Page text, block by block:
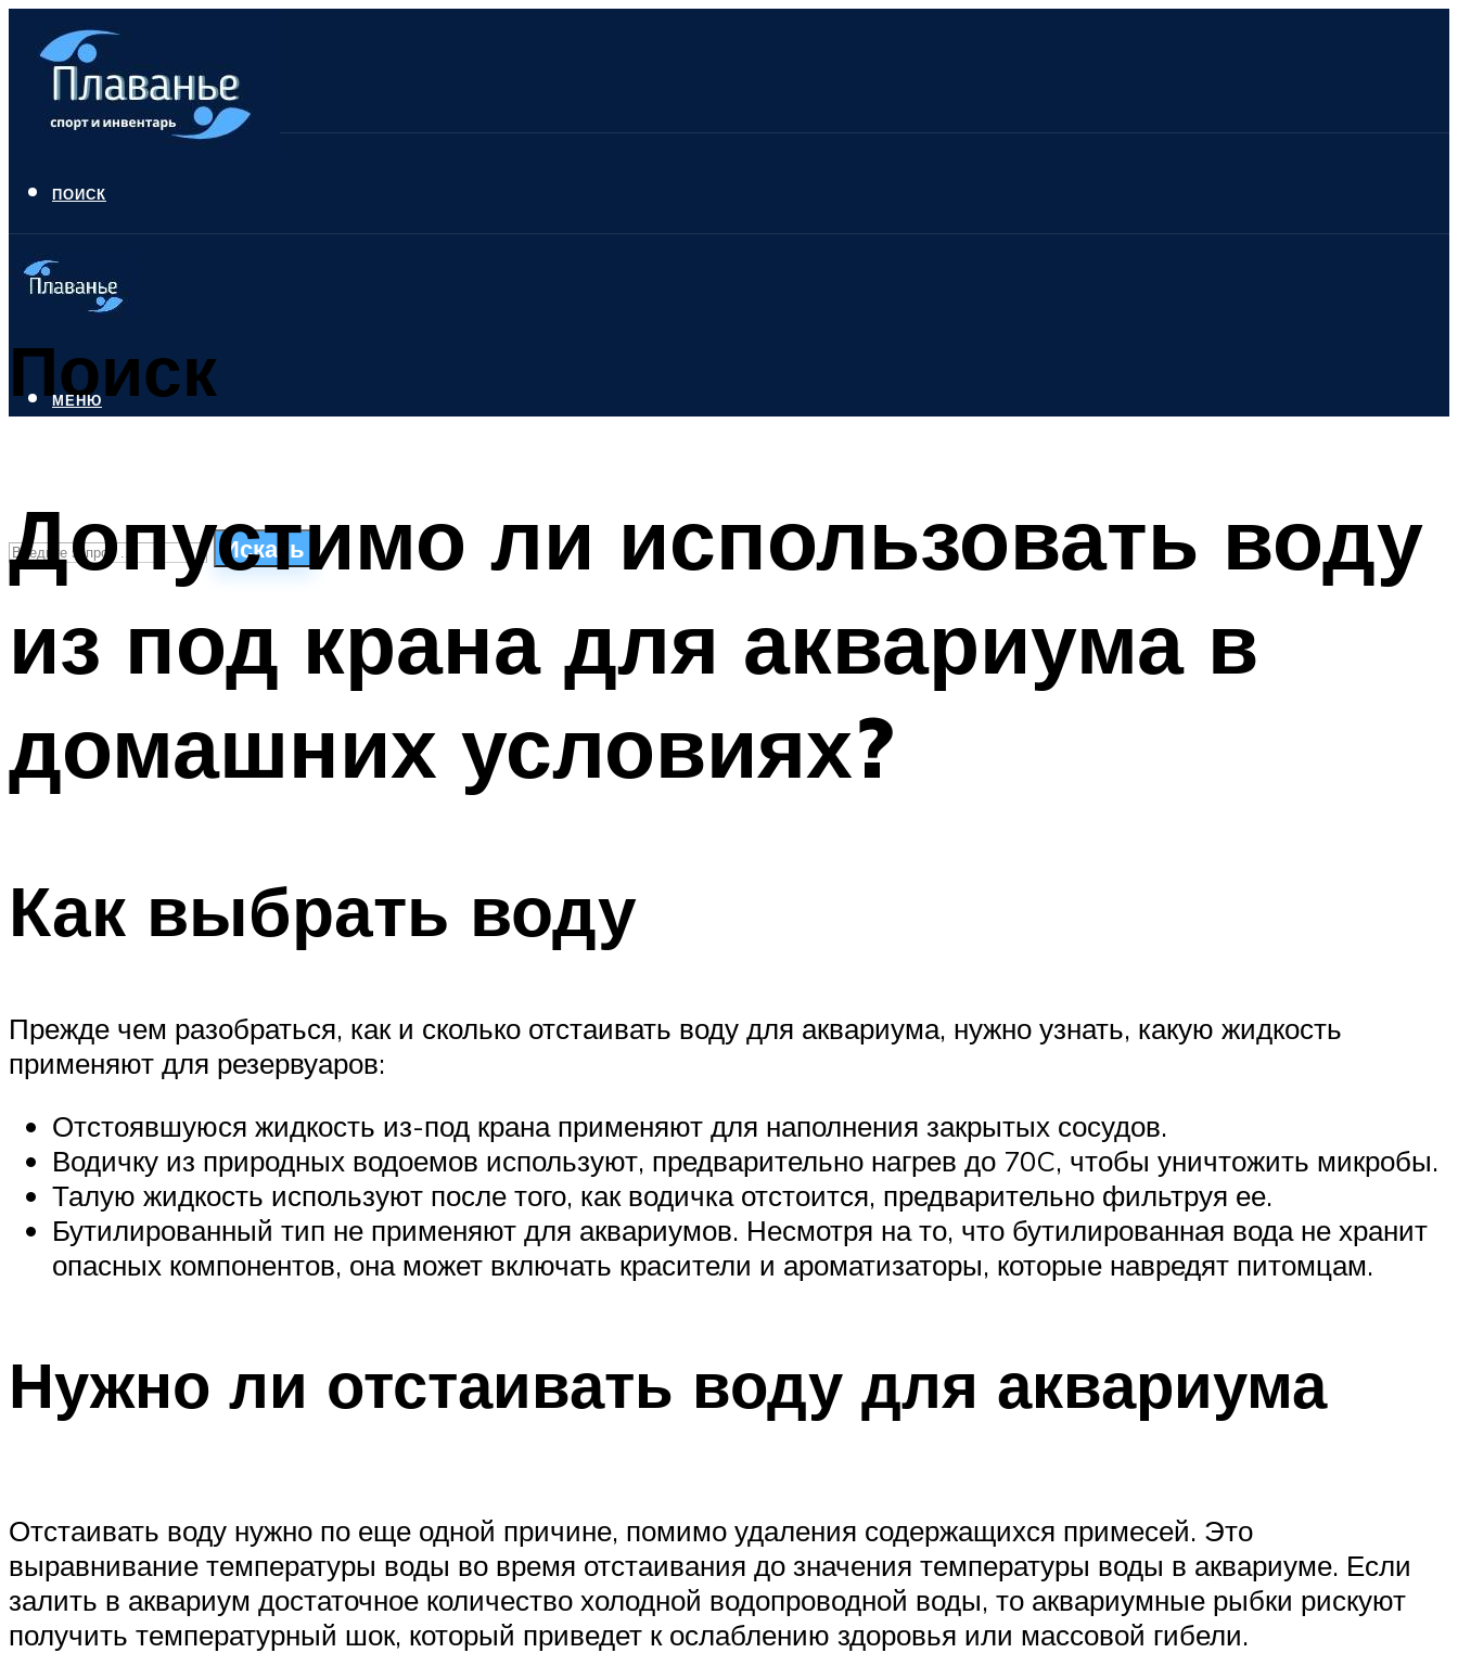
ПОИСК
Поиск
Искать
ПЛАВАНЬЕ ДЛЯ ДЕТЕЙ
ПЛАВАНЬЕ ДЛЯ ПОХУДЕНИЯ
ОЧИСТКА БАССЕЙНОВ
МЕНЮ
Допустимо ли использовать воду
из под крана для аквариума в
домашних условиях?
Как выбрать воду
Прежде чем разобраться, как и сколько отстаивать воду для аквариума, нужно узнать, какую жидкость
применяют для резервуаров:
Отстоявшуюся жидкость из-под крана применяют для наполнения закрытых сосудов.
Водичку из природных водоемов используют, предварительно нагрев до 70C, чтобы уничтожить микробы.
Талую жидкость используют после того, как водичка отстоится, предварительно фильтруя ее.
Бутилированный тип не применяют для аквариумов. Несмотря на то, что бутилированная вода не хранит
опасных компонентов, она может включать красители и ароматизаторы, которые навредят питомцам.
Нужно ли отстаивать воду для аквариума
Отстаивать воду нужно по еще одной причине, помимо удаления содержащихся примесей. Это
выравнивание температуры воды во время отстаивания до значения температуры воды в аквариуме. Если
залить в аквариум достаточное количество холодной водопроводной воды, то аквариумные рыбки рискуют
получить температурный шок, который приведет к ослаблению здоровья или массовой гибели.